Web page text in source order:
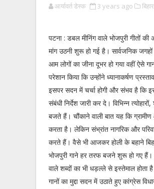
आर्यावर्त डेस्क 3 years ago
पटना : डबल मीनिंग वाले भोजपुरी गीतों की
मांग उठनी शुरू हो गई है। सार्वजनिक
आम लोगों का जीना दूभर हो गया वहीं ऐसे
परेशान किया कि उन्होंने ध्यानाकर्षण
इसपर सदन में चर्चा होगी और संभव है कि
संबंधी निर्देश जारी कर दे। विभिन्न
बजते हैं। चौंकाने वाली बात यह कि
करता है। लेकिन संभ्रांत नागरिक और
करते हैं। वैसे भी आजकर होली के बहाने
भोजपुरी गाने हर तरफ बजने शुरू हो गए
वाले शब्दों का भी धड़ल्ले से इस्तेमाल होता
गानों का मुद्दा सदन में उठाते हुए कांग्रेस